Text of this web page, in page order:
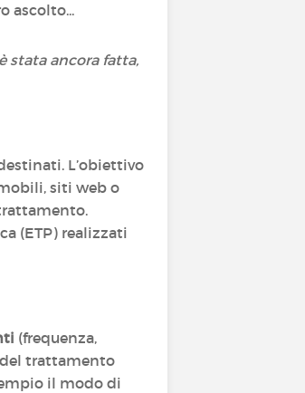
ascolto...
stata ancora fatta,
L’obiettivo
siti web o
(ETP) realizzati
(frequenza,
del trattamento
il modo di